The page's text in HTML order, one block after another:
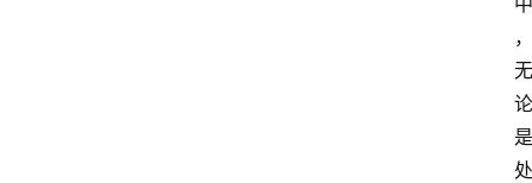
，
无
论
是
处